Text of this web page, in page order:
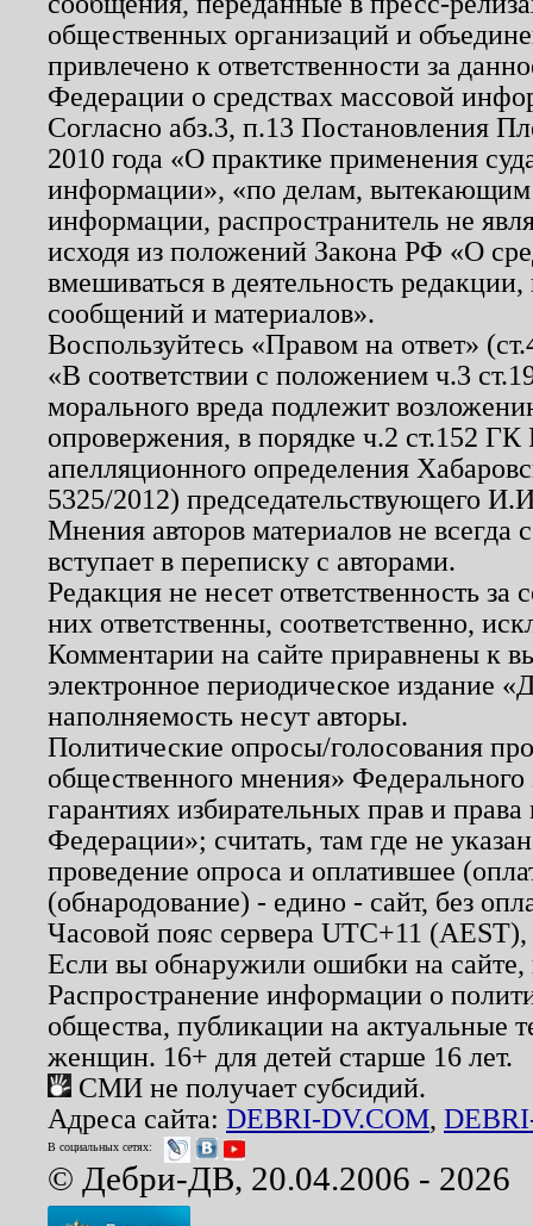
общественных организаций и
привлечено к ответственности за
Федерации о средствах массовой
Согласно абз.3, п.13 Постановления
2010 года «О практике применения
информации», «по делам, вытекающим
информации, распространитель не
исходя из положений Закона РФ «О
вмешиваться в деятельность
сообщений и материалов».
Воспользуйтесь «Правом на ответ»
«В соответствии с положением ч.3
морального вреда подлежит
опровержения, в порядке ч.2 ст.152
апелляционного определения
5325/2012) председательствующего
Мнения авторов материалов не
вступает в переписку с авторами.
Редакция не несет ответственность
них ответственны, соответственно,
Комментарии на сайте приравнены к
электронное периодическое издание
наполняемость несут авторы.
Политические опросы/голосования
общественного мнения»
гарантиях избирательных прав и
Федерации»; считать, там где не
проведение опроса и оплатившее
(обнародование) - едино - сайт, без
Часовой пояс сервера UTC+11
Если вы обнаружили ошибки на
Распространение информации о
общества, публикации на актуальные
женщин. 16+ для детей старше 16 лет.
СМИ не получает субсидий.
Адреса сайта: DEBRI-DV.COM,
В социальных сетях:
© Дебри-ДВ, 20.04.2006 - 2026